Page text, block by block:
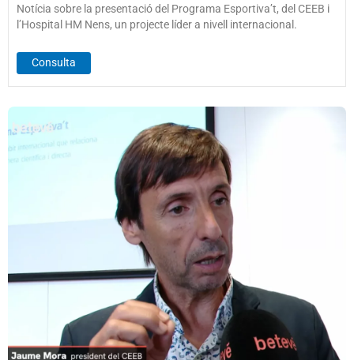
Notícia sobre la presentació del Programa Esportiva’t, del CEEB i
l’Hospital HM Nens, un projecte líder a nivell internacional.
Consulta